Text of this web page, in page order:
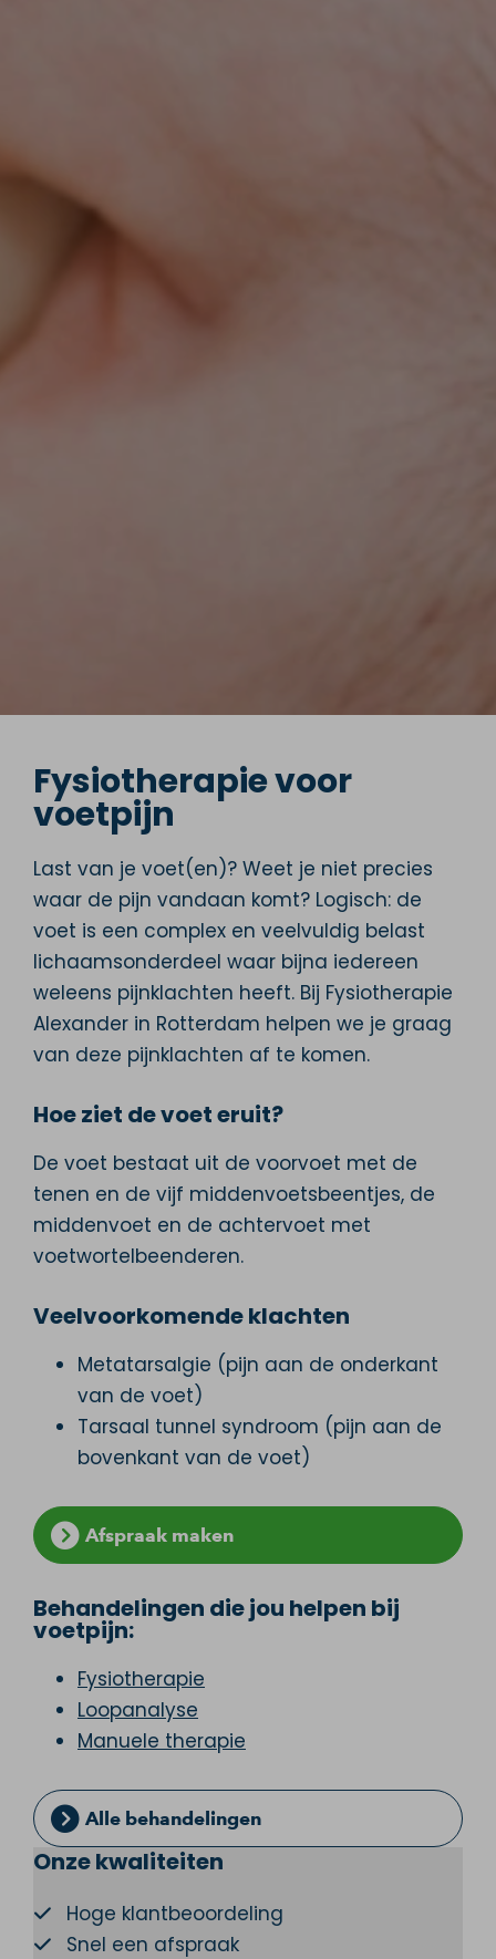
Fysiotherapie voor
voetpijn
Last van je voet(en)? Weet je niet precies
waar de pijn vandaan komt? Logisch: de
voet is een complex en veelvuldig belast
lichaamsonderdeel waar bijna iedereen
weleens pijnklachten heeft. Bij Fysiotherapie
Alexander in Rotterdam helpen we je graag
van deze pijnklachten af te komen.
Hoe ziet de voet eruit?
De voet bestaat uit de voorvoet met de
tenen en de vijf middenvoetsbeentjes, de
middenvoet en de achtervoet met
voetwortelbeenderen.
Veelvoorkomende klachten
Metatarsalgie (pijn aan de onderkant
van de voet)
Tarsaal tunnel syndroom (pijn aan de
bovenkant van de voet)
Afspraak maken
Behandelingen die jou helpen bij
voetpijn:
Fysiotherapie
Loopanalyse
Manuele therapie
Alle behandelingen
Onze kwaliteiten
Hoge klantbeoordeling
Snel een afspraak